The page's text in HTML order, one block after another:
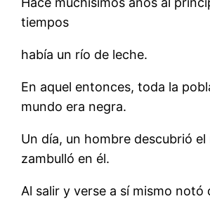
tiempos
había un río de leche.
En aquel entonces, toda la
mundo era negra.
Un día, un hombre descubrió el
zambulló en él.
Al salir y verse a sí mismo notó